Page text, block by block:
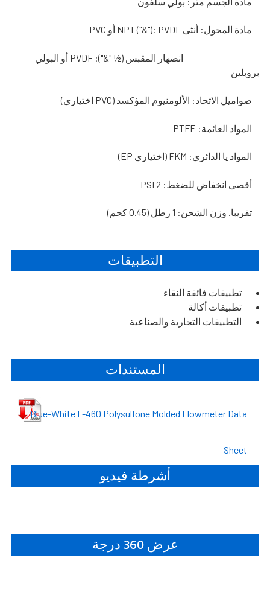
مادة المحول: أنثى NPT ("&"): PVDF أو PVC
انصهار المقبس (½ "&"): PVDF أو البولي
بروبلين
صواميل الاتحاد: الألومنيوم المؤكسد (PVC اختياري)
المواد العائمة: PTFE
المواد يا الدائري: FKM (اختياري EP)
أقصى انخفاض للضغط: 2 PSI
تقريبا. وزن الشحن: 1 رطل (0.45 كجم)
التطبيقات
تطبيقات فائقة النقاء
تطبيقات أكالة
التطبيقات التجارية والصناعية
المستندات
Blue-White F-460 Polysulfone Molded Flowmeter Data
Sheet
أشرطة فيديو
عرض 360 درجة